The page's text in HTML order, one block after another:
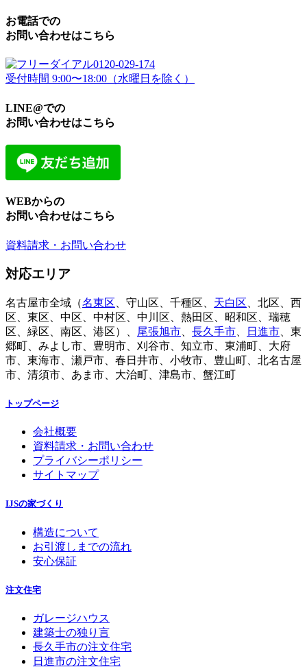
お電話での
お問い合わせはこちら
0120-029-174
受付時間 9:00〜18:00（水曜日を除く）
LINE@での
お問い合わせはこちら
WEBからの
お問い合わせはこちら
資料請求・お問い合わせ
対応エリア
名古屋市全域（名東区 、守山区、千種区、 天白区 、北区、西
区、東区、中区、中村区、中川区、熱田区、昭和区、瑞穂
区、緑区、南区、港区）、
尾張旭市 長久手市 日進市 、東
郷町、みよし市、豊明市、刈谷市、知立市、東浦町、大府
市、東海市、瀬戸市、春日井市、小牧市、豊山町、北名古屋
市、清須市、あま市、大治町、津島市、蟹江町
トップページ
会社概要
資料請求・お問い合わせ
プライバシーポリシー
サイトマップ
IJSの家づくり
構造について
お引渡しまでの流れ
安心保証
注文住宅
ガレージハウス
建築士の独り言
長久手市の注文住宅
日進市の注文住宅